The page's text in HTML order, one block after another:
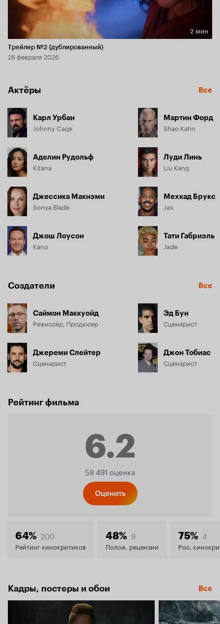
Длительность 2 мин
2 мин
Трейлер №2 (дублированный)
26 февраля 2026
Актёры Все
Карл Урбан
Johnny Cage
Аделин Рудольф
Kitana
Джессика Макнэми
Sonya Blade
Джош Лоусон
Kano
Мартин Форд
Shao Kahn
Луди Линь
Liu Kang
Мехкад Брукс
Jax
Тати Габриэль
Jade
Создатели Все
Саймон Маккуойд
Режиссёр, Продюсер
Джереми Слейтер
Сценарист
Эд Бун
Сценарист
Джон Тобиас
Сценарист
Рейтинг фильма
6.2
Рейтинг
6.2
58 491 оценка
Оценить
64% 200
Рейтинг кинокритиков
48% 9
Полож. рецензии
75% 4
Рос.
Кадры, постеры и обои Все